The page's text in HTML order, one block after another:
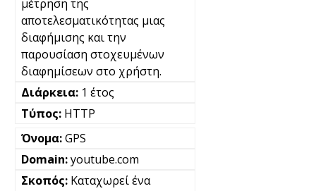
μέτρηση της
αποτελεσματικότητας μιας
διαφήμισης και την
παρουσίαση στοχευμένων
διαφημίσεων στο χρήστη.
1 έτος
HTTP
GPS
youtube.com
Καταχωρεί ένα